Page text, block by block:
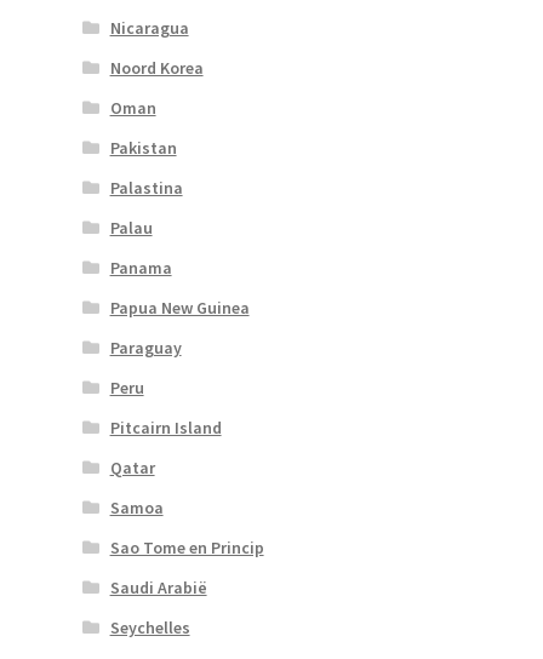
Nicaragua
Noord Korea
Oman
Pakistan
Palastina
Palau
Panama
Papua New Guinea
Paraguay
Peru
Pitcairn Island
Qatar
Samoa
Sao Tome en Princip
Saudi Arabië
Seychelles